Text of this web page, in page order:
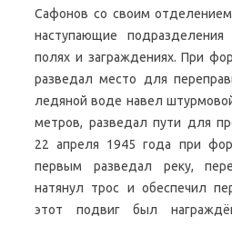
Сафонов со своим
наступающие
полях и заграждениях. При
разведал место для
ледяной воде навел
метров, разведал пути для
22 апреля 1945 года при
первым разведал реку,
натянул трос и обеспечил
этот подвиг был